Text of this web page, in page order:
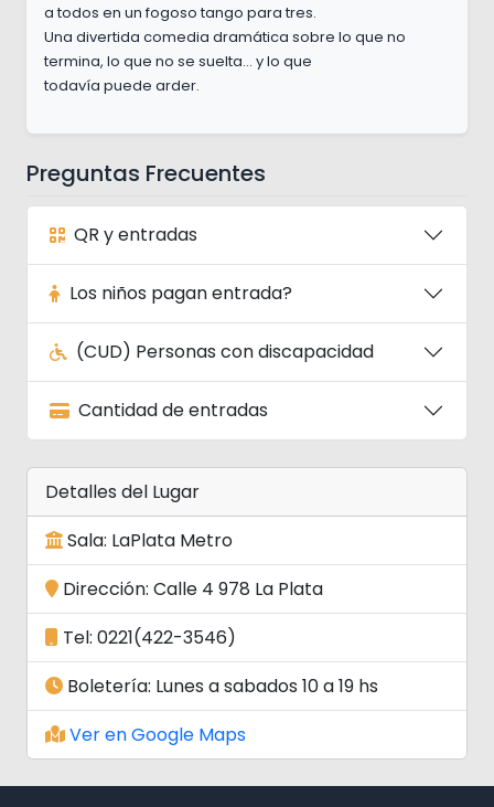
a todos en un fogoso tango para tres.
Una divertida comedia dramática sobre lo que no
termina, lo que no se suelta... y lo que
todavía puede arder.
Preguntas Frecuentes
QR y entradas
Los niños pagan entrada?
(CUD) Personas con discapacidad
Cantidad de entradas
Detalles del Lugar
Sala: LaPlata Metro
Dirección: Calle 4 978 La Plata
Tel: 0221(422-3546)
Boletería: Lunes a sabados 10 a 19 hs
Ver en Google Maps